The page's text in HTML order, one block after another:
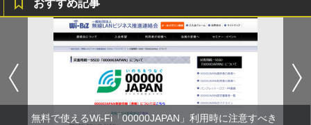
おすすめ記事
無料で使えるWi-Fi「00000JAPAN」利用時に注意すべき